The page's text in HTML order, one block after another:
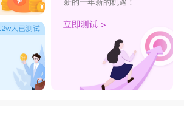
新的一年新的机遇！